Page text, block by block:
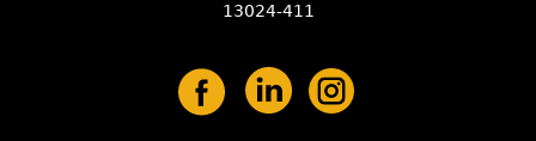
13024-411